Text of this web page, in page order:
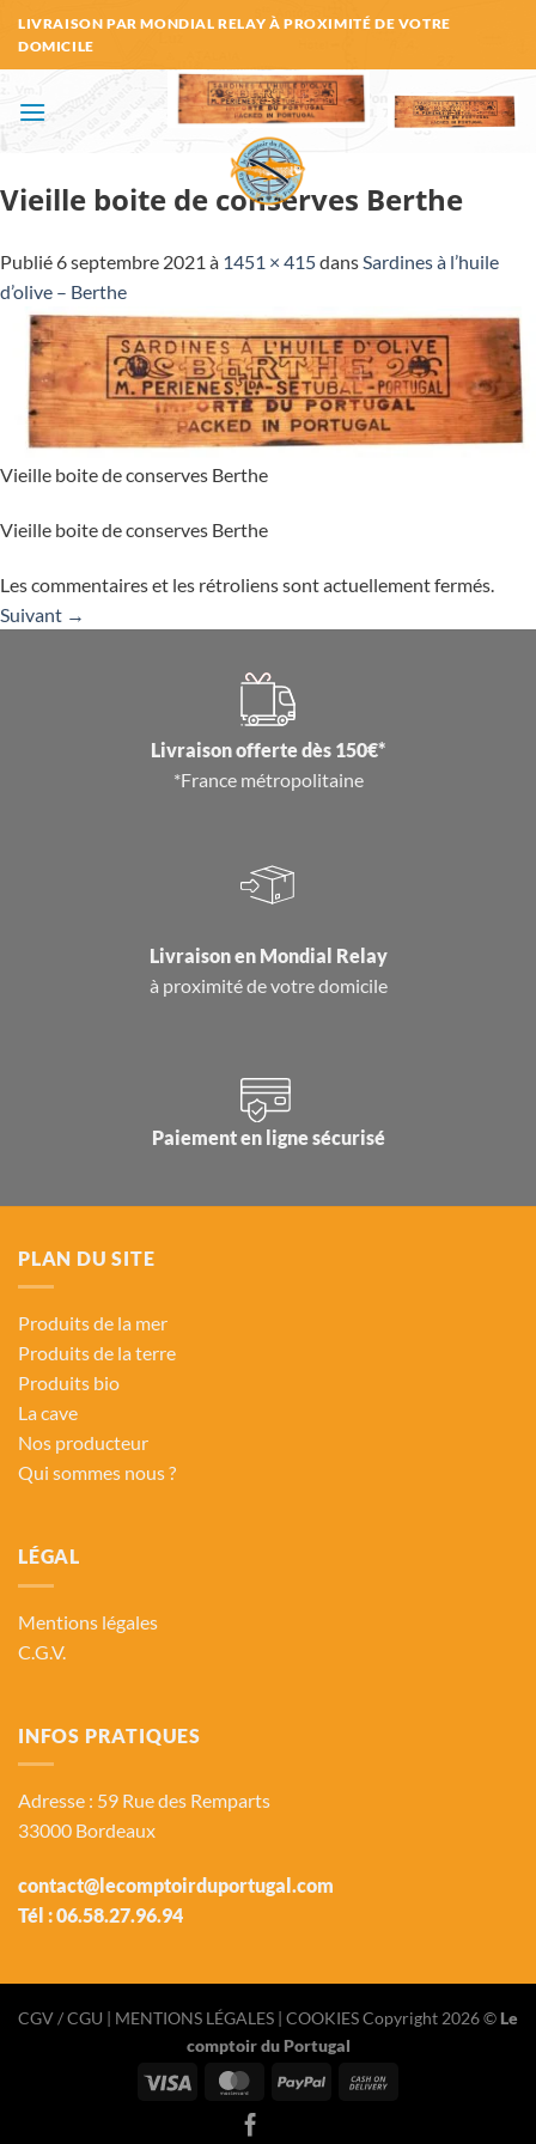
Passer
au
contenu
LIVRAISON PAR MONDIAL RELAY À PROXIMITÉ DE VOTRE
DOMICILE
Vieille boite de conserves Berthe
Publié 6 septembre 2021 à 1451 × 415dansSardines à l’huile
d’olive – Berthe
Vieille boite de conserves Berthe
Vieille boite de conserves Berthe
Les commentaires et les rétroliens sont actuellement fermés.
Suivant →
Livraison offerte dès 150€*
*France métropolitaine
Livraison en Mondial Relay
à proximité de votre domicile
Paiement en ligne sécurisé
PLAN DU SITE
Produits de la mer
Produits de la terre
Produits bio
La cave
Nos producteur
Qui sommes nous ?
LÉGAL
Mentions légales
C.G.V.
INFOS PRATIQUES
Adresse : 59 Rue des Remparts
33000 Bordeaux
contact@lecomptoirduportugal.com
Tél :06.58.27.96.94
CGV / CGU | MENTIONS LÉGALES | COOKIESCopyright 2026 © Le
comptoir du Portugal